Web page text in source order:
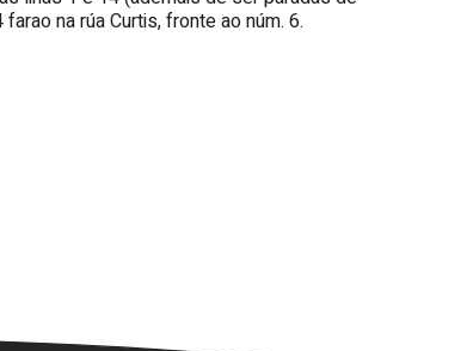
na rúa Curtis, fronte ao núm. 6.